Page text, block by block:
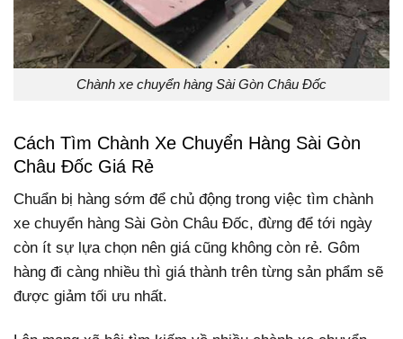
Chành xe chuyển hàng Sài Gòn Châu Đốc
Cách Tìm Chành Xe Chuyển Hàng Sài Gòn
Châu Đốc Giá Rẻ
Chuẩn bị hàng sớm để chủ động trong việc tìm chành
xe chuyển hàng Sài Gòn Châu Đốc, đừng để tới ngày
còn ít sự lựa chọn nên giá cũng không còn rẻ. Gôm
hàng đi càng nhiều thì giá thành trên từng sản phẩm sẽ
được giảm tối ưu nhất.